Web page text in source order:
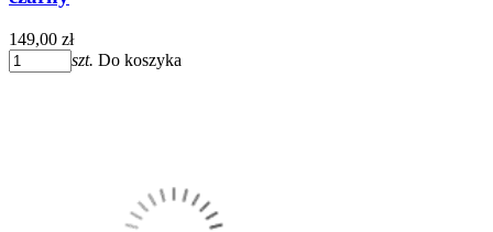
149,00 zł
szt. Do koszyka